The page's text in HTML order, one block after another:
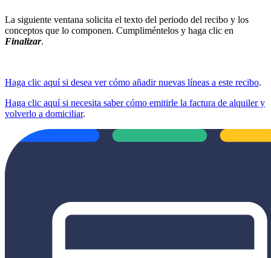
La siguiente ventana solicita el texto del periodo del recibo y los
conceptos que lo componen. Cumpliméntelos y haga clic en
Finalizar.
Haga clic aquí si desea ver cómo añadir nuevas líneas a este recibo.
Haga clic aquí si necesita saber cómo emitirle la factura de alquiler y
volverlo a domiciliar.